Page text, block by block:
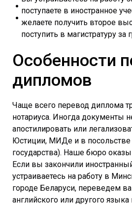
поступаете в иностранное
желаете получить второе
поступить в магистратуру за
Особенности
дипломов
Чаще всего перевод диплома
нотариуса. Иногда документы
апостилировать или
Юстиции, МИДе и в посольстве
государства). Наше бюро
Если вы закончили
устраиваетесь на работу в
городе Беларуси, переведем
английского или другого